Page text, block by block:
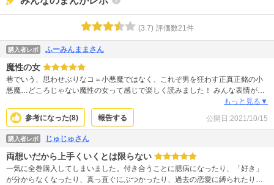
(3.7) 評価数21件
購入者レポ ふーみんままさん
魔性の女
巷でいう、思わせぶりなコ＝小悪魔ではなく、これぞ男を狂わす正真正銘の小
悪魔…どころじゃない魔性の女って感じで楽しく読みました！ みんな表情が素
敵で見入ってしまいました。 もう計算どころではない、生まれ持っての魔性を
是非ご堪能あれ。
もっと見る▼
参考になった(8) 報告する 公開日:2021/10/15
購入者レポ じゅじゅさん
両想いだから上手くいくとは限らない
一気に全巻購入してしまいました。付き合うことに臆病になったり、「好き」
が分からなくなったり、真っ直ぐにぶつかったり、過去の恋愛に縛られたり